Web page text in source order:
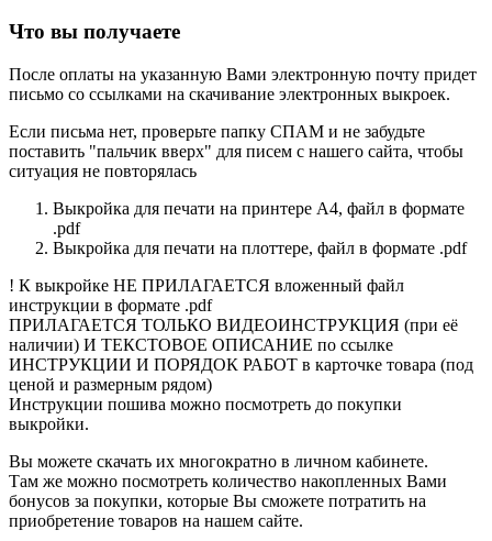
Что вы получаете
После оплаты на указанную Вами электронную почту придет
письмо со ссылками на скачивание электронных выкроек.
Если письма нет, проверьте папку СПАМ и не забудьте
поставить "пальчик вверх" для писем с нашего сайта, чтобы
ситуация не повторялась
Выкройка для печати на принтере А4, файл в формате
.pdf
Выкройка для печати на плоттере, файл в формате .pdf
! К выкройке НЕ ПРИЛАГАЕТСЯ вложенный файл
инструкции в формате .pdf
ПРИЛАГАЕТСЯ ТОЛЬКО ВИДЕОИНСТРУКЦИЯ (при её
наличии) И ТЕКСТОВОЕ ОПИСАНИЕ по ссылке
ИНСТРУКЦИИ И ПОРЯДОК РАБОТ в карточке товара (под
ценой и размерным рядом)
Инструкции пошива можно посмотреть до покупки
выкройки.
Вы можете скачать их многократно в личном кабинете.
Там же можно посмотреть количество накопленных Вами
бонусов за покупки, которые Вы сможете потратить на
приобретение товаров на нашем сайте.